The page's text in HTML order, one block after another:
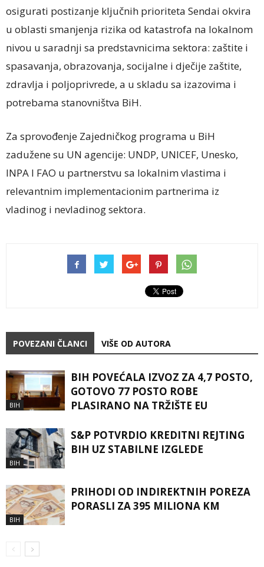
osigurati postizanje ključnih prioriteta Sendai okvira
u oblasti smanjenja rizika od katastrofa na lokalnom
nivou u saradnji sa predstavnicima sektora: zaštite i
spasavanja, obrazovanja, socijalne i dječije zaštite,
zdravlja i poljoprivrede, a u skladu sa izazovima i
potrebama stanovništva BiH.
Za sprovođenje Zajedničkog programa u BiH
zadužene su UN agencije: UNDP, UNICEF, Unesko,
INPA I FAO u partnerstvu sa lokalnim vlastima i
relevantnim implementacionim partnerima iz
vladinog i nevladinog sektora.
POVEZANI ČLANCI VIŠE OD AUTORA
BIH
BIH POVEĆALA IZVOZ ZA 4,7 POSTO,
GOTOVO 77 POSTO ROBE
PLASIRANO NA TRŽIŠTE EU
BIH
S&P POTVRDIO KREDITNI REJTING
BIH UZ STABILNE IZGLEDE
BIH
PRIHODI OD INDIREKTNIH POREZA
PORASLI ZA 395 MILIONA KM